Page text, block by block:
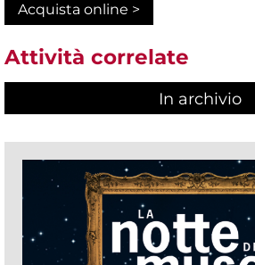
Acquista online >
Attività correlate
In archivio